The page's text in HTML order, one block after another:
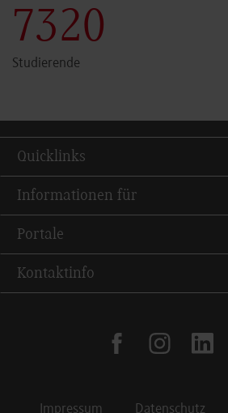
7341
Studierende
Quicklinks
Informationen für
Portale
Kontaktinfo
facebookinstagramlinkedin